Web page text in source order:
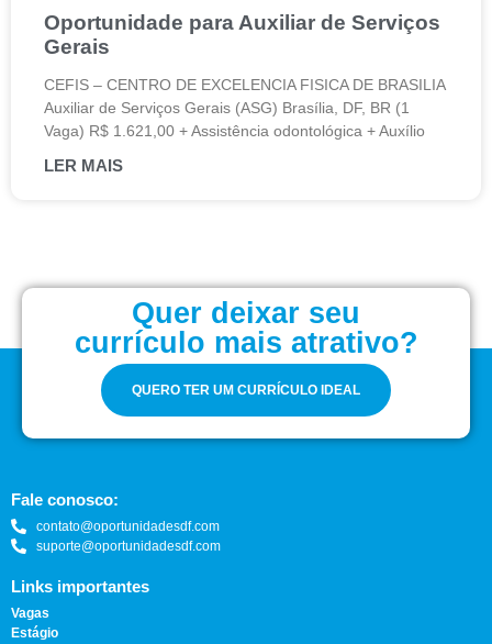
Oportunidade para Auxiliar de Serviços
Gerais
CEFIS – CENTRO DE EXCELENCIA FISICA DE BRASILIA
Auxiliar de Serviços Gerais (ASG) Brasília, DF, BR (1
Vaga) R$ 1.621,00 + Assistência odontológica + Auxílio
LER MAIS
Quer deixar seu
currículo mais atrativo?
QUERO TER UM CURRÍCULO IDEAL
Fale conosco:
contato@oportunidadesdf.com
suporte@oportunidadesdf.com
Links importantes
Vagas
Estágio